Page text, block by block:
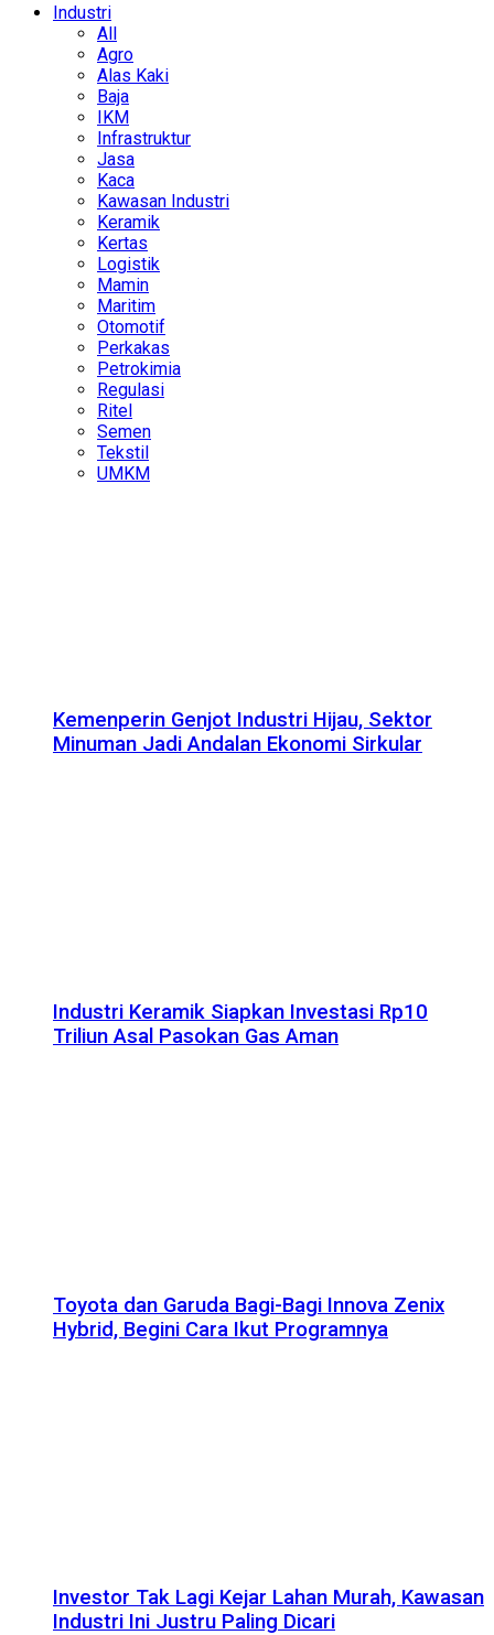
Industri
All
Agro
Alas Kaki
Baja
IKM
Infrastruktur
Jasa
Kaca
Kawasan Industri
Keramik
Kertas
Logistik
Mamin
Maritim
Otomotif
Perkakas
Petrokimia
Regulasi
Ritel
Semen
Tekstil
UMKM
Kemenperin Genjot Industri Hijau, Sektor
Minuman Jadi Andalan Ekonomi Sirkular
Industri Keramik Siapkan Investasi Rp10
Triliun Asal Pasokan Gas Aman
Toyota dan Garuda Bagi-Bagi Innova Zenix
Hybrid, Begini Cara Ikut Programnya
Investor Tak Lagi Kejar Lahan Murah, Kawasan
Industri Ini Justru Paling Dicari